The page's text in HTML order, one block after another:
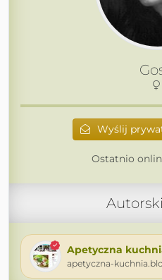
Wyślij
Ostatnio
Apetyczna
apetyczna-